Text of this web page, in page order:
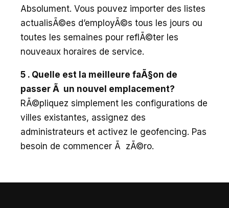
Absolument. Vous pouvez importer des listes
actualisÃ©es d’employÃ©s tous les jours ou
toutes les semaines pour reflÃ©ter les
nouveaux horaires de service.
5 . Quelle est la meilleure faÃ§on de
passer Ã un nouvel emplacement?
RÃ©pliquez simplement les configurations de
villes existantes, assignez des
administrateurs et activez le geofencing. Pas
besoin de commencer Ã zÃ©ro.